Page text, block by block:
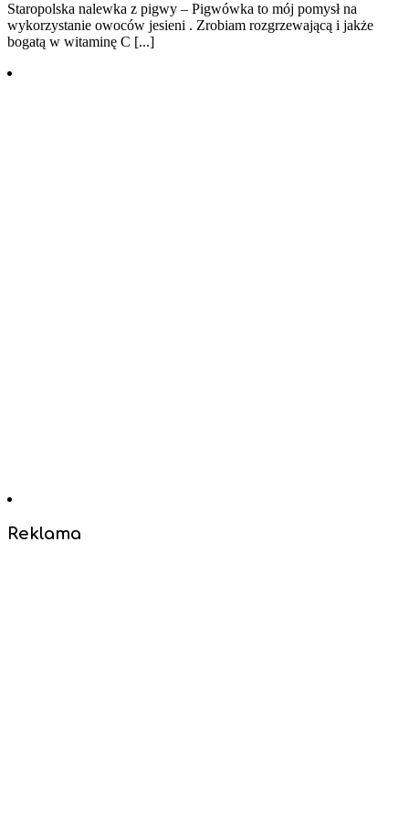
Staropolska nalewka z pigwy – Pigwówka to mój pomysł na
wykorzystanie owoców jesieni . Zrobiam rozgrzewającą i jakże
bogatą w witaminę C [...]
Reklama